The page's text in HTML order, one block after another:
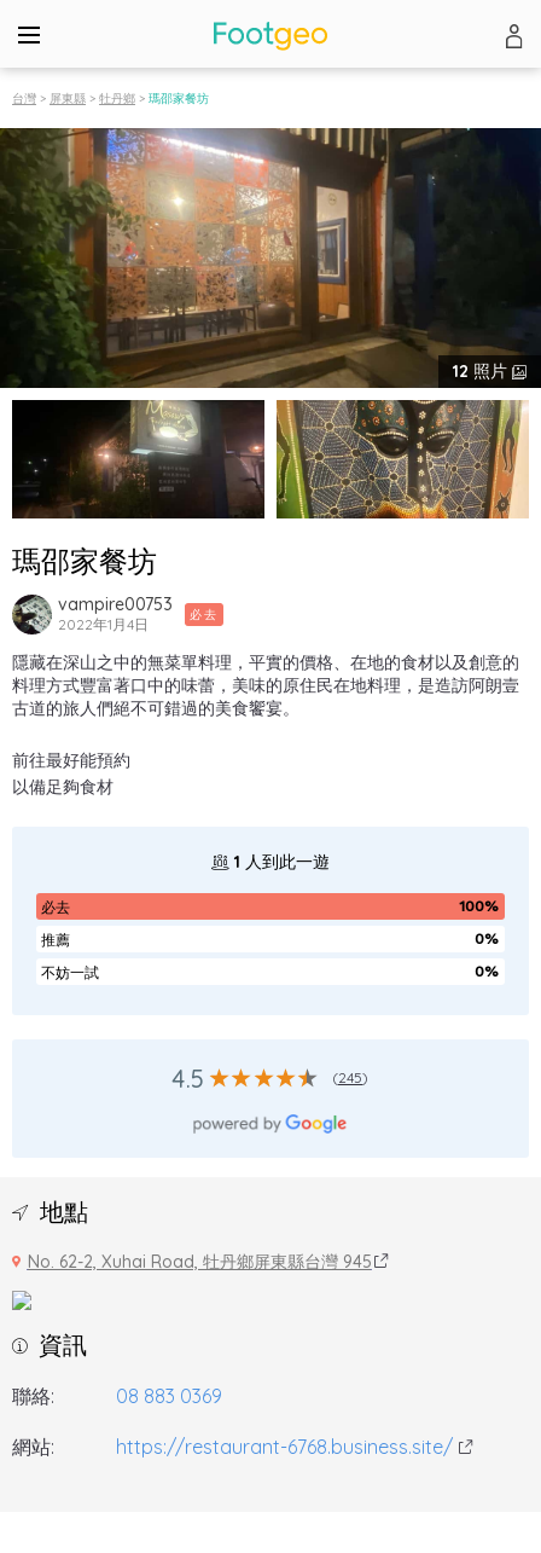
台灣 > 屏東縣 > 牡丹鄉 > 瑪邵家餐坊
12 照片
瑪邵家餐坊
vampire00753
2022年1月4日
必去
隱藏在深山之中的無菜單料理，平實的價格、在地的食材以及創意的
料理方式豐富著口中的味蕾，美味的原住民在地料理，是造訪阿朗壹
古道的旅人們絕不可錯過的美食饗宴。
前往最好能預約
以備足夠食材
1 人到此一遊
必去
100%
推薦
0%
不妨一試
0%
4.5 (245)
地點
No. 62-2, Xuhai Road, 牡丹鄉屏東縣台灣 945
資訊
聯絡: 08 883 0369
網站: https://restaurant-6768.business.site/